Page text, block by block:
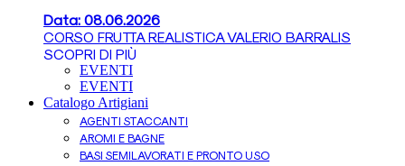
Data: 08.06.2026
CORSO FRUTTA REALISTICA VALERIO BARRALIS
SCOPRI DI PIÙ
EVENTI
EVENTI
Catalogo Artigiani
AGENTI STACCANTI
AROMI E BAGNE
BASI SEMILAVORATI E PRONTO USO